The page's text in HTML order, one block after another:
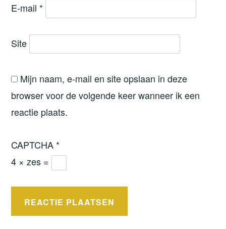
E-mail *
Site
Mijn naam, e-mail en site opslaan in deze
browser voor de volgende keer wanneer ik een
reactie plaats.
CAPTCHA *
4 × zes =